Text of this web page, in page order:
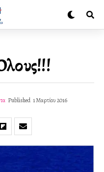
Published 1 Μαρτίου 2016